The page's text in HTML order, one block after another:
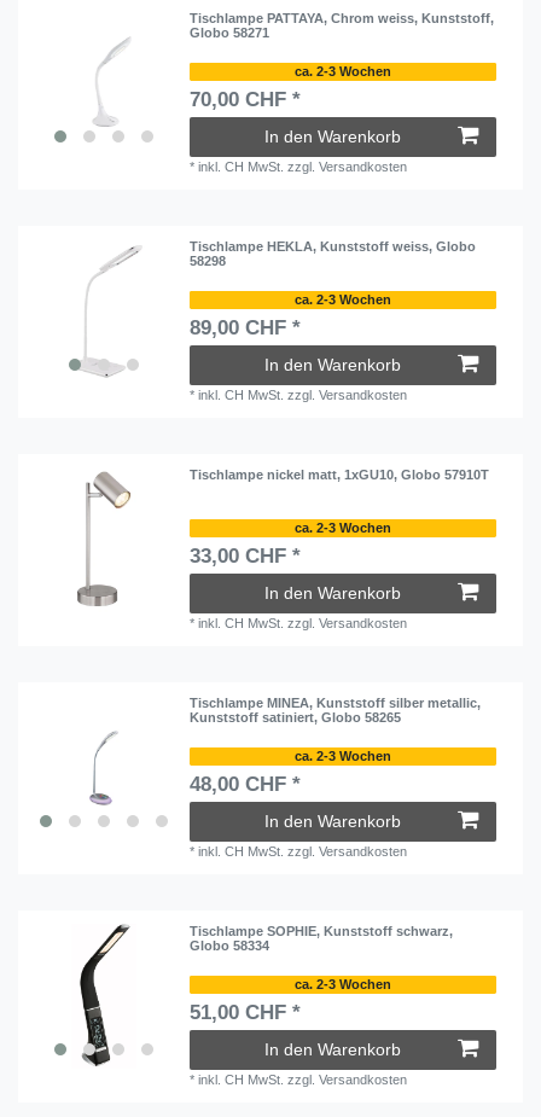
Tischlampe PATTAYA, Chrom weiss, Kunststoff,
Globo 58271
ca. 2-3 Wochen
70,00 CHF *
In den Warenkorb
*inkl. CH MwSt. zzgl.Versandkosten
Tischlampe HEKLA, Kunststoff weiss, Globo
58298
ca. 2-3 Wochen
89,00 CHF *
In den Warenkorb
*inkl. CH MwSt. zzgl.Versandkosten
Tischlampe nickel matt, 1xGU10, Globo 57910T
ca. 2-3 Wochen
33,00 CHF *
In den Warenkorb
*inkl. CH MwSt. zzgl.Versandkosten
Tischlampe MINEA, Kunststoff silber metallic,
Kunststoff satiniert, Globo 58265
ca. 2-3 Wochen
48,00 CHF *
In den Warenkorb
*inkl. CH MwSt. zzgl.Versandkosten
Tischlampe SOPHIE, Kunststoff schwarz,
Globo 58334
ca. 2-3 Wochen
51,00 CHF *
In den Warenkorb
*inkl. CH MwSt. zzgl.Versandkosten